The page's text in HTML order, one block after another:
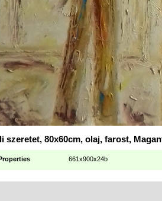
szeretet, 80x60cm, olaj, farost,
661x900x24b